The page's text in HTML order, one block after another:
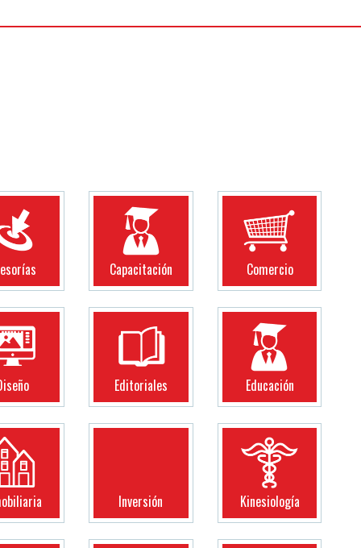
Capacitación Comercio
Editoriales Educación
Inversión Kinesiología